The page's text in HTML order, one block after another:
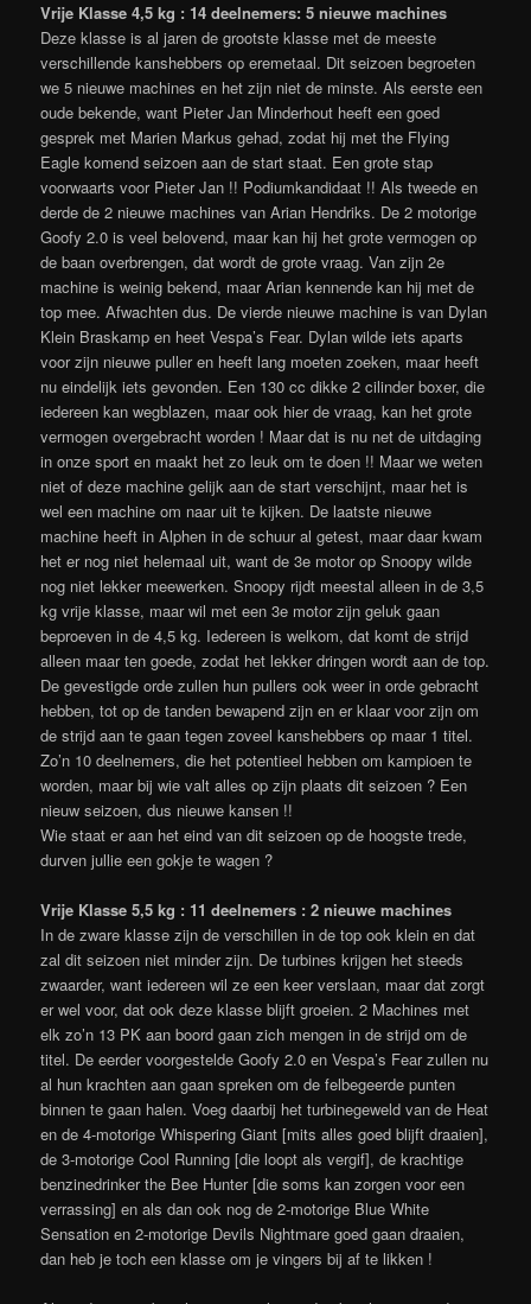
Vrije Klasse 4,5 kg : 14 deelnemers: 5 nieuwe machines
Deze klasse is al jaren de grootste klasse met de meeste
verschillende kanshebbers op eremetaal. Dit seizoen begroeten
we 5 nieuwe machines en het zijn niet de minste. Als eerste een
oude bekende, want Pieter Jan Minderhout heeft een goed
gesprek met Marien Markus gehad, zodat hij met the Flying
Eagle komend seizoen aan de start staat. Een grote stap
voorwaarts voor Pieter Jan !! Podiumkandidaat !! Als tweede en
derde de 2 nieuwe machines van Arian Hendriks. De 2 motorige
Goofy 2.0 is veel belovend, maar kan hij het grote vermogen op
de baan overbrengen, dat wordt de grote vraag. Van zijn 2e
machine is weinig bekend, maar Arian kennende kan hij met de
top mee. Afwachten dus. De vierde nieuwe machine is van Dylan
Klein Braskamp en heet Vespa’s Fear. Dylan wilde iets aparts
voor zijn nieuwe puller en heeft lang moeten zoeken, maar heeft
nu eindelijk iets gevonden. Een 130 cc dikke 2 cilinder boxer, die
iedereen kan wegblazen, maar ook hier de vraag, kan het grote
vermogen overgebracht worden ! Maar dat is nu net de uitdaging
in onze sport en maakt het zo leuk om te doen !! Maar we weten
niet of deze machine gelijk aan de start verschijnt, maar het is
wel een machine om naar uit te kijken. De laatste nieuwe
machine heeft in Alphen in de schuur al getest, maar daar kwam
het er nog niet helemaal uit, want de 3e motor op Snoopy wilde
nog niet lekker meewerken. Snoopy rijdt meestal alleen in de 3,5
kg vrije klasse, maar wil met een 3e motor zijn geluk gaan
beproeven in de 4,5 kg. Iedereen is welkom, dat komt de strijd
alleen maar ten goede, zodat het lekker dringen wordt aan de top.
De gevestigde orde zullen hun pullers ook weer in orde gebracht
hebben, tot op de tanden bewapend zijn en er klaar voor zijn om
de strijd aan te gaan tegen zoveel kanshebbers op maar 1 titel.
Zo’n 10 deelnemers, die het potentieel hebben om kampioen te
worden, maar bij wie valt alles op zijn plaats dit seizoen ? Een
nieuw seizoen, dus nieuwe kansen !!
Wie staat er aan het eind van dit seizoen op de hoogste trede,
durven jullie een gokje te wagen ?
Vrije Klasse 5,5 kg : 11 deelnemers : 2 nieuwe machines
In de zware klasse zijn de verschillen in de top ook klein en dat
zal dit seizoen niet minder zijn. De turbines krijgen het steeds
zwaarder, want iedereen wil ze een keer verslaan, maar dat zorgt
er wel voor, dat ook deze klasse blijft groeien. 2 Machines met
elk zo’n 13 PK aan boord gaan zich mengen in de strijd om de
titel. De eerder voorgestelde Goofy 2.0 en Vespa’s Fear zullen nu
al hun krachten aan gaan spreken om de felbegeerde punten
binnen te gaan halen. Voeg daarbij het turbinegeweld van de Heat
en de 4-motorige Whispering Giant [mits alles goed blijft draaien],
de 3-motorige Cool Running [die loopt als vergif], de krachtige
benzinedrinker the Bee Hunter [die soms kan zorgen voor een
verrassing] en als dan ook nog de 2-motorige Blue White
Sensation en 2-motorige Devils Nightmare goed gaan draaien,
dan heb je toch een klasse om je vingers bij af te likken !